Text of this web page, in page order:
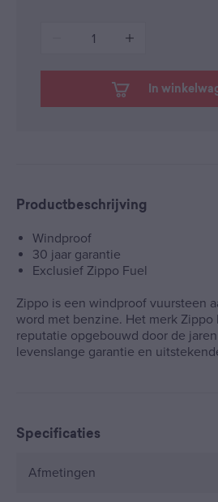
1
In
Productbeschrijving
Windproof
30 jaar garantie
Exclusief Zippo Fuel
Zippo is een windproof vuursteen
word met benzine. Het merk
reputatie opgebouwd door de
levenslange garantie en
Specificaties
Afmetingen